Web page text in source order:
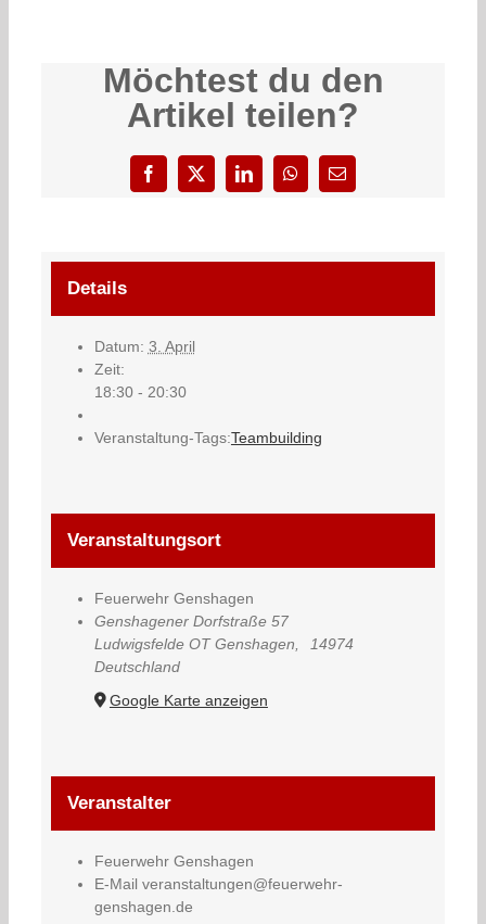
Möchtest du den
Artikel teilen?
Facebook
X LinkedInWhatsApp
E-
Mail
Details
Datum: 3. April
Zeit:
18:30 - 20:30
Veranstaltung-Tags:Teambuilding
Veranstaltungsort
Feuerwehr Genshagen
Genshagener Dorfstraße 57
Ludwigsfelde OT Genshagen
14974
Deutschland
Google Karte anzeigen
Veranstalter
Feuerwehr Genshagen
E-Mail veranstaltungen@feuerwehr-
genshagen.de